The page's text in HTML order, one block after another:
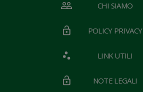
CHI SIAMO
POLICY PRIVACY
LINK UTILI
NOTE LEGALI